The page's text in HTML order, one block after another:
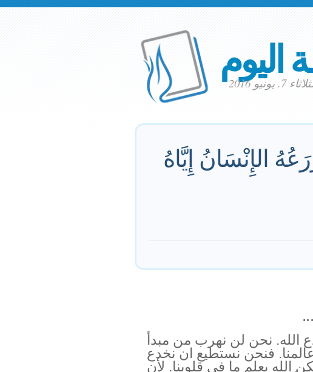
اليوم
الإِنْسَانُ إِيَّاهُ
الله. نحن لن نهرب من مبدأ
فنحن نستطيع ان نخدع
الله يعلم ما في قلوبنا. لأن